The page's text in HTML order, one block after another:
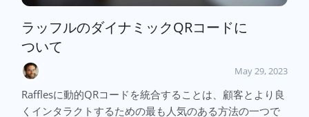
ラッフルのダイナミックQRコードに
ついて
May 29, 2023
Rafflesに動的QRコードを統合することは、顧客とより良
くインタラクトするための最も人気のある方法の一つで